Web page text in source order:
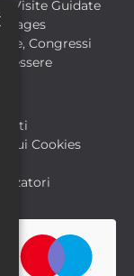
& Visite Guidate
Congressi
sui Cookies